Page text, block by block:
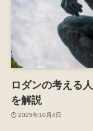
ロダンの考える
を解説
2025年10月4日